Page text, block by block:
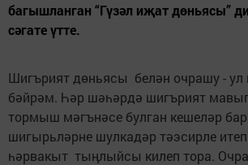
багышланган “Гүзәл иҗат дөньясы”
сәгате үтте.
Шигърият дөньясы белән очрашу - ул
бәйрәм. Һәр шәһәрдә шигърият
тормыш мәгънәсе булган кешеләр
шигырьләрне шулкадәр тәэсирле
һәрвакыт тыңлыйсы килеп тора.